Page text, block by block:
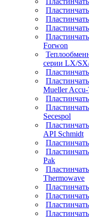
Forwon
серии LX/
Mueller
Secespol
API Schmidt
Pak
Thermowave